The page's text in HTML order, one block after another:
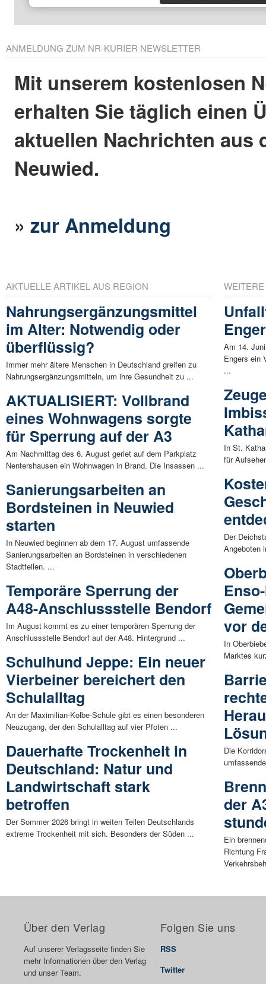
ANMELDUNG ZUM NR-KURIER NEWSLETTER
Mit unserem kostenlosen
erhalten Sie täglich einen
aktuellen Nachrichten aus
Neuwied.
»zur Anmeldung
AKTUELLE ARTIKEL AUS REGION
Nahrungsergänzungsmittel
im Alter: Notwendig oder
überflüssig?
Immer mehr ältere Menschen in Deutschland greifen zu
Nahrungsergänzungsmitteln, um ihre Gesundheit zu ...
AKTUALISIERT: Vollbrand
eines Wohnwagens sorgte
für Sperrung auf der A3
Am Nachmittag des 6. August geriet auf dem Parkplatz
Nentershausen ein Wohnwagen in Brand. Die Insassen ...
Sanierungsarbeiten an
Bordsteinen in Neuwied
starten
In Neuwied beginnen ab dem 17. August umfassende
Sanierungsarbeiten an Bordsteinen in verschiedenen
Stadtteilen. ...
Temporäre Sperrung der
A48-Anschlussstelle Bendorf
Im August kommt es zu einer temporären Sperrung der
Anschlussstelle Bendorf auf der A48. Hintergrund ...
Schulhund Jeppe: Ein neuer
Vierbeiner bereichert den
Schulalltag
An der Maximilian-Kolbe-Schule gibt es einen besonderen
Neuzugang, der den Schulalltag auf vier Pfoten ...
Dauerhafte Trockenheit in
Deutschland: Natur und
Landwirtschaft stark
betroffen
Der Sommer 2026 bringt in weiten Teilen Deutschlands
extreme Trockenheit mit sich. Besonders der Süden ...
Am 14.
Engers ein
...
In St.
für
Der
Angeboten
vor
In
Marktes
Die
der
Ein
Richtung
Über den Verlag
Auf unserer Verlagsseite finden Sie
mehr Informationen über den Verlag
und unser Team.
Folgen Sie uns
RSS
Twitter